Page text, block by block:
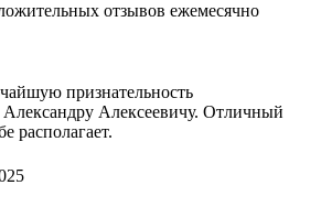
отзывов ежемесячно
признательность
Александру Алексеевичу. Отличный
располагает.